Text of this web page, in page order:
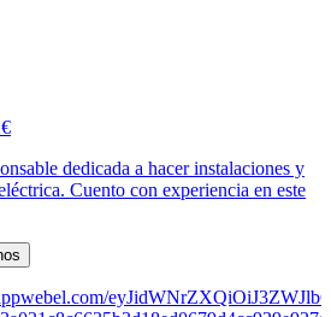
dedicada a hacer instalaciones y
Cuento con experiencia en este